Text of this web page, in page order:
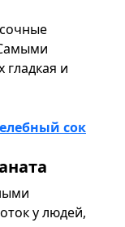
гладкая и
сок
у людей,